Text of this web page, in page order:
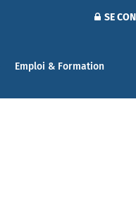
SE
Emploi & Formation